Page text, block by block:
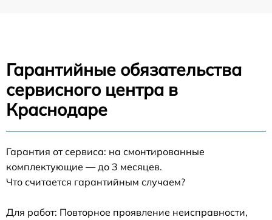
Гарантийные обязательства
сервисного центра в
Краснодаре
Гарантия от сервиса: на смонтированные
комплектующие — до 3 месяцев.
Что считается гарантийным случаем?
Для работ: Повторное проявление неисправности,